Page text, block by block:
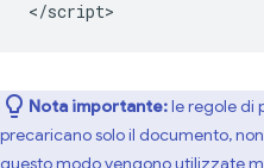
Nota importante:le regole di
precaricano solo il documento,
questo modo vengono utilizzate